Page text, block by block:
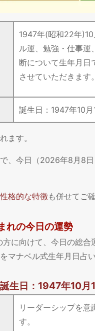
1947年(昭和22年
ル運、勉強・仕事運
断について生年月日
させていただきます。
誕生日： 1947年10 月
ます。
、今日（2026年8月8
格的な特徴も併せてご
れの今日の運勢
に向けて、今日の総
マナベル式生年月日占
生日：1947年10月
リーダーシップを
す。